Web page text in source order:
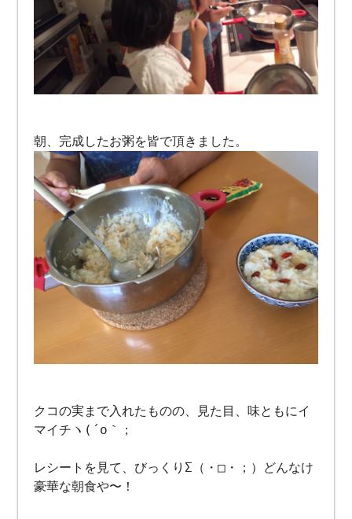
朝、完成したお粥を皆で頂きました。
クコの実まで入れたものの、見た目、味ともにイ
マイチヽ(´o｀；
レシートを見て、びっくりΣ（・□・；）どんなけ
豪華な朝食や〜！